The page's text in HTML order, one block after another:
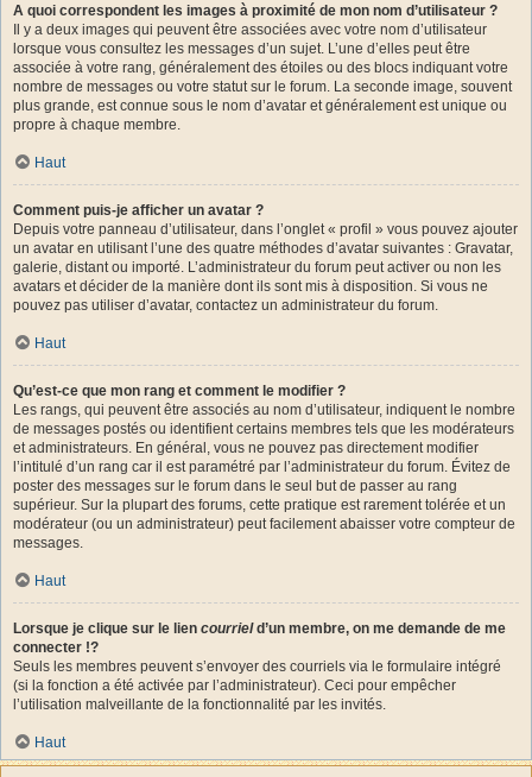
A quoi correspondent les images à proximité de mon nom d’utilisateur ?
Il y a deux images qui peuvent être associées avec votre nom d’utilisateur
lorsque vous consultez les messages d’un sujet. L’une d’elles peut être
associée à votre rang, généralement des étoiles ou des blocs indiquant votre
nombre de messages ou votre statut sur le forum. La seconde image, souvent
plus grande, est connue sous le nom d’avatar et généralement est unique ou
propre à chaque membre.
Haut
Comment puis-je afficher un avatar ?
Depuis votre panneau d’utilisateur, dans l’onglet « profil » vous pouvez ajouter
un avatar en utilisant l’une des quatre méthodes d’avatar suivantes : Gravatar,
galerie, distant ou importé. L’administrateur du forum peut activer ou non les
avatars et décider de la manière dont ils sont mis à disposition. Si vous ne
pouvez pas utiliser d’avatar, contactez un administrateur du forum.
Haut
Qu’est-ce que mon rang et comment le modifier ?
Les rangs, qui peuvent être associés au nom d’utilisateur, indiquent le nombre
de messages postés ou identifient certains membres tels que les modérateurs
et administrateurs. En général, vous ne pouvez pas directement modifier
l’intitulé d’un rang car il est paramétré par l’administrateur du forum. Évitez de
poster des messages sur le forum dans le seul but de passer au rang
supérieur. Sur la plupart des forums, cette pratique est rarement tolérée et un
modérateur (ou un administrateur) peut facilement abaisser votre compteur de
messages.
Haut
Lorsque je clique sur le lien courrield’un membre, on me demande de me
connecter !?
Seuls les membres peuvent s’envoyer des courriels via le formulaire intégré
(si la fonction a été activée par l’administrateur). Ceci pour empêcher
l’utilisation malveillante de la fonctionnalité par les invités.
Haut